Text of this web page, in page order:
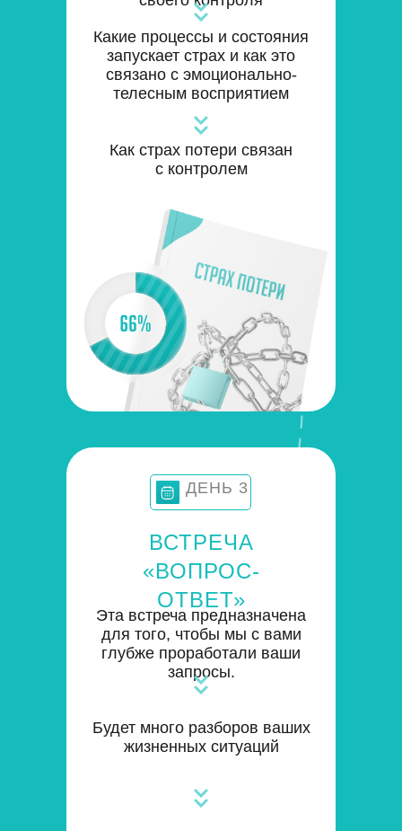
Какие процессы и состояния
запускает страх и как это
связано с эмоционально-
телесным восприятием
Как страх потери связан
с контролем
Эта встреча предназначена
для того, чтобы мы с вами
глубже проработали ваши
запросы.
ВСТРЕЧА
«ВОПРОС-
ОТВЕТ»
ДЕНЬ 3
Будет много разборов ваших
жизненных ситуаций